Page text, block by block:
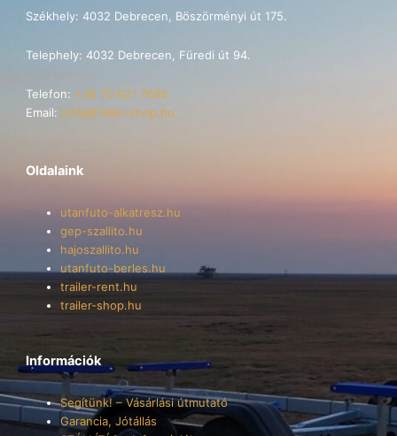
Székhely: 4032 Debrecen, Böszörményi út 175.
Telephely: 4032 Debrecen, Füredi út 94.
Telefon: +36 70 621 7696
Email: info@trailer-shop.hu
Oldalaink
utanfuto-alkatresz.hu
gep-szallito.hu
hajoszallito.hu
utanfuto-berles.hu
trailer-rent.hu
trailer-shop.hu
Információk
Segítünk! – Vásárlási útmutató
Garancia, Jótállás